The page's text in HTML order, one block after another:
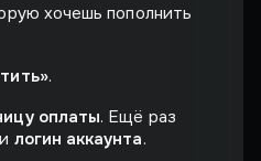
хочешь пополнить
.
оплаты. Ещё раз
и логин аккаунта.